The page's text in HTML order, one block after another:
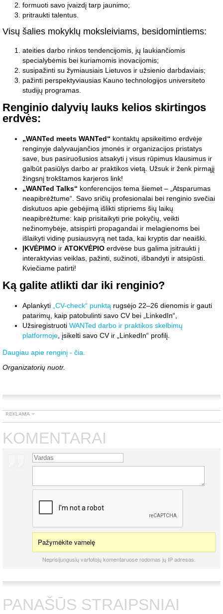
formuoti savo įvaizdį tarp jaunimo;
pritraukti talentus.
Visų šalies mokyklų moksleiviams, besidomintiems:
ateities darbo rinkos tendencijomis, jų laukiančiomis
specialybėmis bei kuriamomis inovacijomis;
susipažinti su žymiausiais Lietuvos ir užsienio darbdaviais;
pažinti perspektyviausias Kauno technologijos universiteto
studijų programas.
Renginio dalyvių lauks kelios skirtingos
erdvės:
„WANTed meets WANTed“ kontaktų apsikeitimo erdvėje
renginyje dalyvaujančios įmonės ir organizacijos pristatys
save, bus pasiruošusios atsakyti į visus rūpimus klausimus ir
galbūt pasiūlys darbo ar praktikos vietą. Užsuk ir ženk pirmąjį
žingsnį trokštamos karjeros link!
„WANTed Talks“ konferencijos tema šiemet – „Atsparumas
neapibrėžtume“. Savo sričių profesionalai bei renginio svečiai
diskutuos apie gebėjimą išlikti stipriems šių laikų
neapibrėžtume: kaip prisitaikyti prie pokyčių, veikti
nežinomybėje, atsispirti propagandai ir melagienoms bei
išlaikyti vidinę pusiausvyrą net tada, kai kryptis dar neaiški.
ĮKVĖPIMO ir ATOKVĖPIO erdvėse bus galima įsitraukti į
interaktyvias veiklas, pažinti, sužinoti, išbandyti ir atsipūsti.
Kviečiame patirti!
Ką galite atlikti dar iki renginio?
Aplankyti „CV-check“ punktą rugsėjo 22–26 dienomis ir gauti
patarimų, kaip patobulinti savo CV bei „LinkedIn“,
Užsiregistruoti WANTed darbo ir praktikos skelbimų
platformoje, įsikelti savo CV ir „LinkedIn“ profilį.
Daugiau apie renginį - čia.
Organizatorių nuotr.
KOMENTARAI
Pažymėkite varnelę
Neprisijungusių vartotojų komentaruose rodomas jų IP adresas.
PANAŠŪS STRAIPSNIAI